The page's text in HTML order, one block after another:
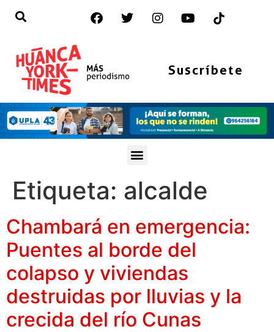
Suscríbete
Etiqueta: alcalde
Chambará en emergencia:
Puentes al borde del
colapso y viviendas
destruidas por lluvias y la
crecida del río Cunas